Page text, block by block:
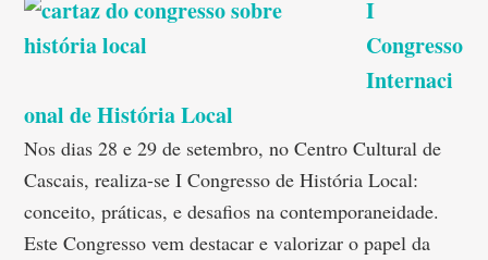
I
Congresso
Internaci
onal de História Local
Nos dias 28 e 29 de setembro, no Centro Cultural de
Cascais, realiza-se I Congresso de História Local:
conceito, práticas, e desafios na contemporaneidade.
Este Congresso vem destacar e valorizar o papel da